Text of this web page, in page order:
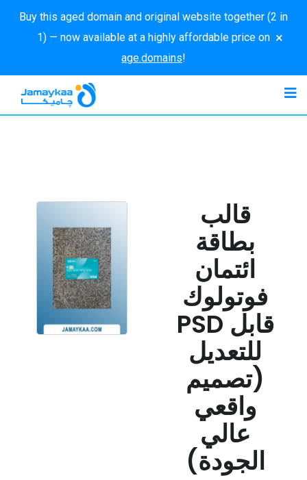
Buy this aged domain and original website together (2 in
1) — now available at a highly affordable price on
age.domains!
×
قالب
بطاقة
ائتمان
فوتولوك
PSD قابل
للتعديل
(تصميم
واقعي
عالي
الجودة)